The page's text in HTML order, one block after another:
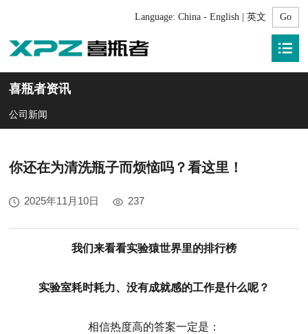
Language: China - English | 英文
喜瓶者资讯
公司新闻
你还在为清洗瓶子而烦恼吗？看这里！
2025年11月10日 237
我们来看看实验猿世界里的排行榜
实验室耗时耗力、没有成就感的工作是什么呢？
相信热度高的答案一定是：